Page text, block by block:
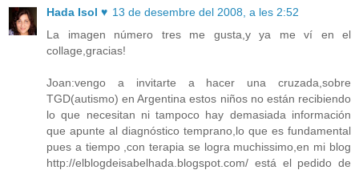
Hada Isol ♥ 13 de desembre del 2008, a les 2:52
La imagen número tres me gusta,y ya me ví en el
collage,gracias!
Joan:vengo a invitarte a hacer una cruzada,sobre
TGD(autismo) en Argentina estos niños no están recibiendo
lo que necesitan ni tampoco hay demasiada información
que apunte al diagnóstico temprano,lo que es fundamental
pues a tiempo ,con terapia se logra muchissimo,en mi blog
http://elblogdeisabelhada.blogspot.com/ está el pedido de